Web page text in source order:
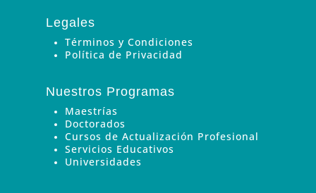
Legales
Términos y Condiciones
Política de Privacidad
Nuestros Programas
Maestrías
Doctorados
Cursos de Actualización Profesional
Servicios Educativos
Universidades